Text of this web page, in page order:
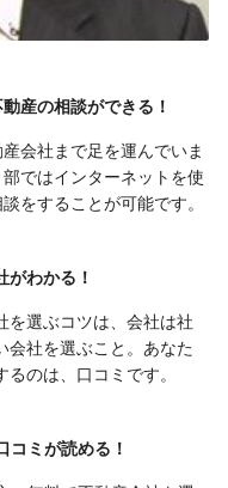
動産の相談ができる！
会社まで足を運んでいま
ではインターネットを使
をすることが可能です。
がわかる！
を選ぶコツは、会社は社
会社を選ぶこと。あなた
のは、口コミです。
コミが読める！